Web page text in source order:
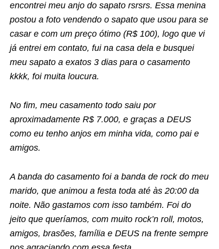
encontrei meu anjo do sapato rsrsrs. Essa menina
postou a foto vendendo o sapato que usou para se
casar e com um preço ótimo (R$ 100), logo que vi
já entrei em contato, fui na casa dela e busquei
meu sapato a exatos 3 dias para o casamento
kkkk, foi muita loucura.
No fim, meu casamento todo saiu por
aproximadamente R$ 7.000, e graças a DEUS
como eu tenho anjos em minha vida, como pai e
amigos.
A banda do casamento foi a banda de rock do meu
marido, que animou a festa toda até às 20:00 da
noite. Não gastamos com isso também. Foi do
jeito que queríamos, com muito rock’n roll, motos,
amigos, brasões, família e DEUS na frente sempre